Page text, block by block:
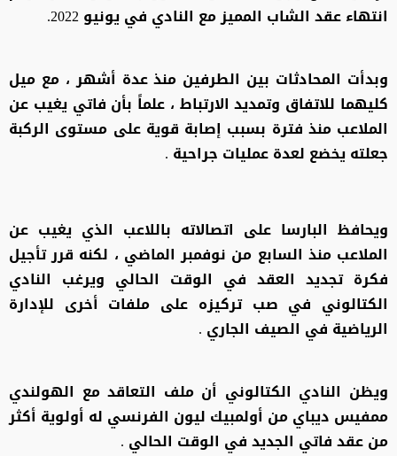
انتهاء عقد الشاب المميز مع النادي في يونيو 2022.
وبدأت المحادثات بين الطرفين منذ عدة أشهر ، مع ميل
كليهما للاتفاق وتمديد الارتباط ، علماً بأن فاتي يغيب عن
الملاعب منذ فترة بسبب إصابة قوية على مستوى الركبة
جعلته يخضع لعدة عمليات جراحية .
ويحافظ البارسا على اتصالاته باللاعب الذي يغيب عن
الملاعب منذ السابع من نوفمبر الماضي ، لكنه قرر تأجيل
فكرة تجديد العقد في الوقت الحالي ويرغب النادي
الكتالوني في صب تركيزه على ملفات أخرى للإدارة
الرياضية في الصيف الجاري .
ويظن النادي الكتالوني أن ملف التعاقد مع الهولندي
ممفيس ديباي من أولمبيك ليون الفرنسي له أولوية أكثر
من عقد فاتي الجديد في الوقت الحالي .